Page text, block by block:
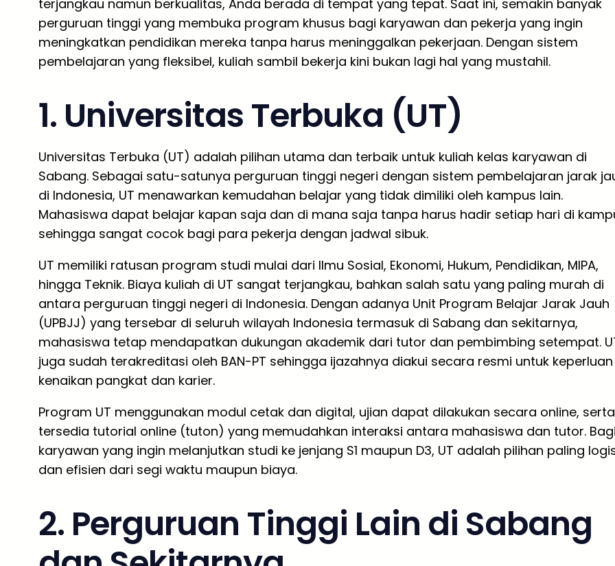
terjangkau namun berkualitas, Anda berada di tempat yang tepat. Saat ini, semakin banyak
perguruan tinggi yang membuka program khusus bagi karyawan dan pekerja yang ingin
meningkatkan pendidikan mereka tanpa harus meninggalkan pekerjaan. Dengan sistem
pembelajaran yang fleksibel, kuliah sambil bekerja kini bukan lagi hal yang mustahil.
1. Universitas Terbuka (UT)
Universitas Terbuka (UT) adalah pilihan utama dan terbaik untuk kuliah kelas karyawan di
Sabang. Sebagai satu-satunya perguruan tinggi negeri dengan sistem pembelajaran jarak
di Indonesia, UT menawarkan kemudahan belajar yang tidak dimiliki oleh kampus lain.
Mahasiswa dapat belajar kapan saja dan di mana saja tanpa harus hadir setiap hari di
sehingga sangat cocok bagi para pekerja dengan jadwal sibuk.
UT memiliki ratusan program studi mulai dari Ilmu Sosial, Ekonomi, Hukum, Pendidikan, MIPA,
hingga Teknik. Biaya kuliah di UT sangat terjangkau, bahkan salah satu yang paling murah di
antara perguruan tinggi negeri di Indonesia. Dengan adanya Unit Program Belajar Jarak Jauh
(UPBJJ) yang tersebar di seluruh wilayah Indonesia termasuk di Sabang dan sekitarnya,
mahasiswa tetap mendapatkan dukungan akademik dari tutor dan pembimbing setempat.
juga sudah terakreditasi oleh BAN-PT sehingga ijazahnya diakui secara resmi untuk keperluan
kenaikan pangkat dan karier.
Program UT menggunakan modul cetak dan digital, ujian dapat dilakukan secara online, serta
tersedia tutorial online (tuton) yang memudahkan interaksi antara mahasiswa dan tutor.
karyawan yang ingin melanjutkan studi ke jenjang S1 maupun D3, UT adalah pilihan paling
dan efisien dari segi waktu maupun biaya.
2. Perguruan Tinggi Lain di Sabang